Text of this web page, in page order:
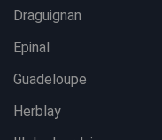
Draguignan
Epinal
Guadeloupe
Herblay